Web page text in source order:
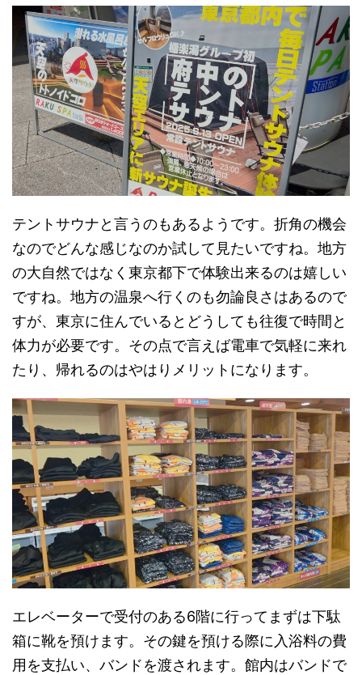
テントサウナと言うのもあるようです。折角の機会
なのでどんな感じなのか試して見たいですね。地方
の大自然ではなく東京都下で体験出来るのは嬉しい
ですね。地方の温泉へ行くのも勿論良さはあるので
すが、東京に住んでいるとどうしても往復で時間と
体力が必要です。その点で言えば電車で気軽に来れ
たり、帰れるのはやはりメリットになります。
エレベーターで受付のある6階に行ってまずは下駄
箱に靴を預けます。その鍵を預ける際に入浴料の費
用を支払い、バンドを渡されます。館内はバンドで